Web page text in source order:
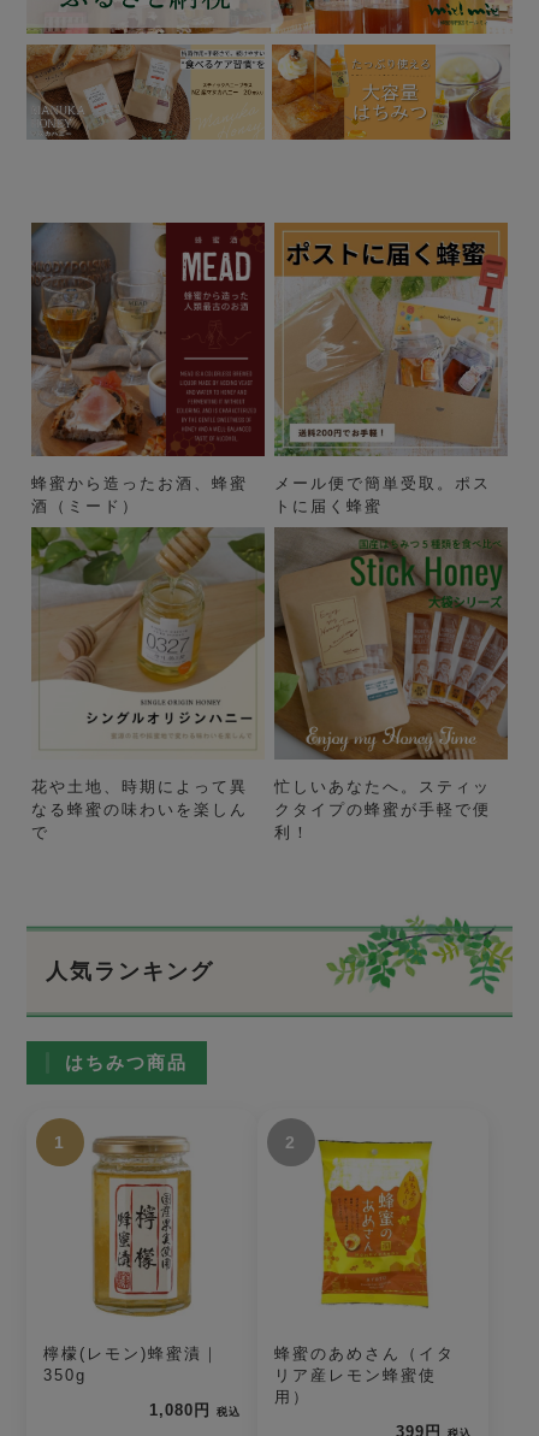
蜂蜜から造ったお酒、蜂蜜
酒（ミード）
メール便で簡単受取。ポス
トに届く蜂蜜
花や土地、時期によって異
なる蜂蜜の味わいを楽しん
で
忙しいあなたへ。スティッ
クタイプの蜂蜜が手軽で便
利！
人気ランキング
はちみつ商品
1
檸檬(レモン)蜂蜜漬｜
350g
1,080円
税込
2
蜂蜜のあめさん（イタ
リア産レモン蜂蜜使
用）
399円
税込